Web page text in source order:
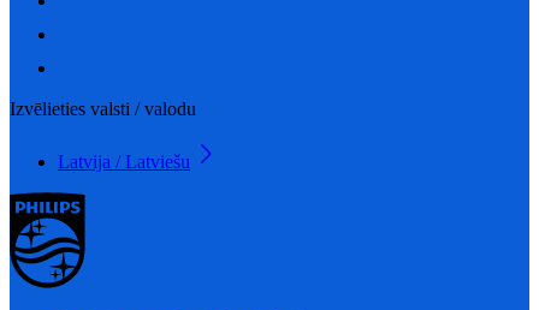
Izvēlieties valsti / valodu
Latvija / Latviešu